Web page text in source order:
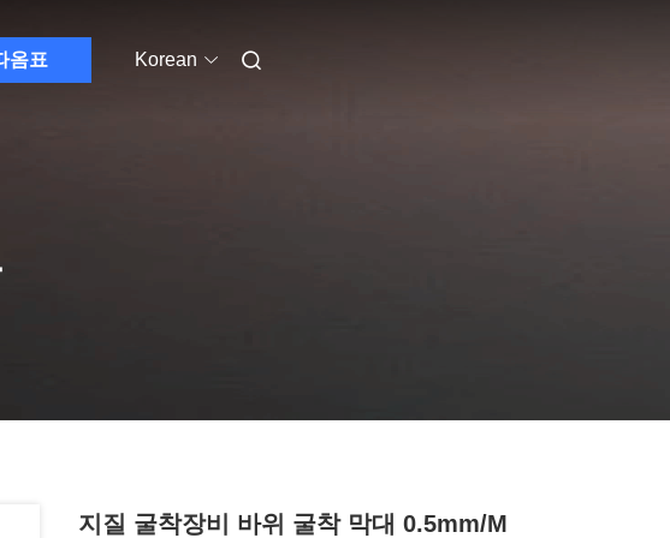
옴표 Korean
지질 굴착장비 바위 굴착 막대 0.5mm/m